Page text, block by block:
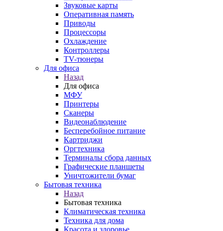
Звуковые карты
Оперативная память
Приводы
Процессоры
Охлаждение
Контроллеры
TV-тюнеры
Для офиса
Назад
Для офиса
МФУ
Принтеры
Сканеры
Видеонаблюдение
Бесперебойное питание
Картриджи
Оргтехника
Терминалы сбора данных
Графические планшеты
Уничтожители бумаг
Бытовая техника
Назад
Бытовая техника
Климатическая техника
Техника для дома
Красота и здоровье